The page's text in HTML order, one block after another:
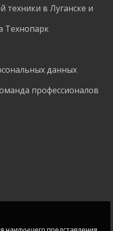
техники в Луганске и
Технопарк
данных
профессионалов